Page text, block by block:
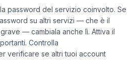
password del servizio coinvolto. Se
su altri servizi — che è il
— cambiala anche lì. Attiva il
Controlla
verificare se altri tuoi account